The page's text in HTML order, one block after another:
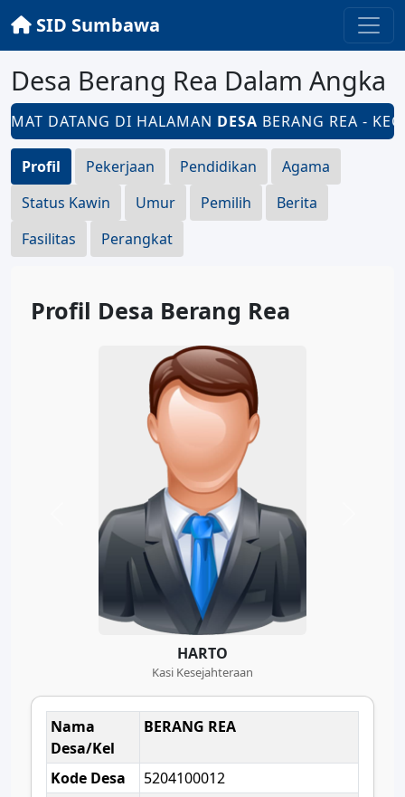
SID Sumbawa
Desa Berang Rea Dalam Angka
DATANG DI HALAMANDESABERANG REA -
Profil Pekerjaan Pendidikan
Agama
Status Kawin
Umur Pemilih
Berita
Fasilitas
Perangkat
Profil Desa Berang Rea
HARTO
Kasi Kesejahteraan
Nama
Desa/Kel
BERANG REA
Kode Desa
5204100012